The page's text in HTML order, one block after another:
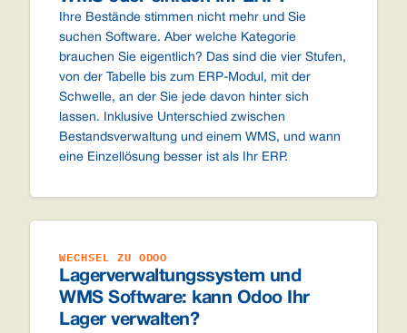
Ihre Bestände stimmen nicht mehr und Sie
suchen Software. Aber welche Kategorie
brauchen Sie eigentlich? Das sind die vier Stufen,
von der Tabelle bis zum ERP-Modul, mit der
Schwelle, an der Sie jede davon hinter sich
lassen. Inklusive Unterschied zwischen
Bestandsverwaltung und einem WMS, und wann
eine Einzellösung besser ist als Ihr ERP.
WECHSEL ZU ODOO
Lagerverwaltungssystem und
WMS Software: kann Odoo Ihr
Lager verwalten?